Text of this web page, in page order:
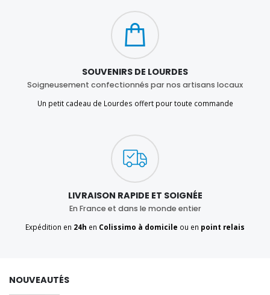
SOUVENIRS DE LOURDES
Soigneusement confectionnés par nos artisans locaux
Un petit cadeau de Lourdes offert pour toute commande
LIVRAISON RAPIDE ET SOIGNÉE
En France et dans le monde entier
Expédition en 24h en Colissimo à domicile ou en point relais
NOUVEAUTÉS